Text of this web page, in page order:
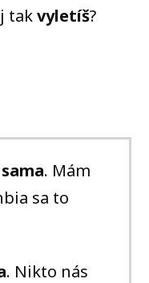
takvyletíš?
. Mám
sa to
. Nikto nás